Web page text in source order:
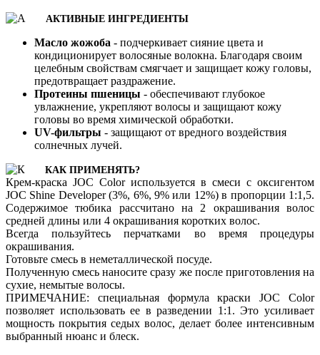
АКТИВНЫЕ ИНГРЕДИЕНТЫ
Масло жожоба - подчеркивает сияние цвета и
кондиционирует волосяные волокна. Благодаря своим
целебным свойствам смягчает и защищает кожу головы,
предотвращает раздражение.
Протеины пшеницы - обеспечивают глубокое
увлажнение, укрепляют волосы и защищают кожу
головы во время химической обработки.
UV-фильтры - защищают от вредного воздействия
солнечных лучей.
КАК ПРИМЕНЯТЬ?
Крем-краска JOC Color используется в смеси с оксигентом
JOC Shine Developer (3%, 6%, 9% или 12%) в пропорции 1:1,5.
Содержимое тюбика рассчитано на 2 окрашивания волос
средней длины или 4 окрашивания коротких волос.
Всегда пользуйтесь перчатками во время процедуры
окрашивания.
Готовьте смесь в неметаллической посуде.
Полученную смесь наносите сразу же после приготовления на
сухие, немытые волосы.
ПРИМЕЧАНИЕ: специальная формула краски JOC Color
позволяет использовать ее в разведении 1:1. Это усиливает
мощность покрытия седых волос, делает более интенсивным
выбранный нюанс и блеск.